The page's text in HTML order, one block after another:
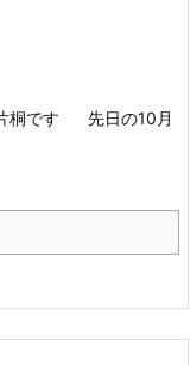
桐です
先日の10月